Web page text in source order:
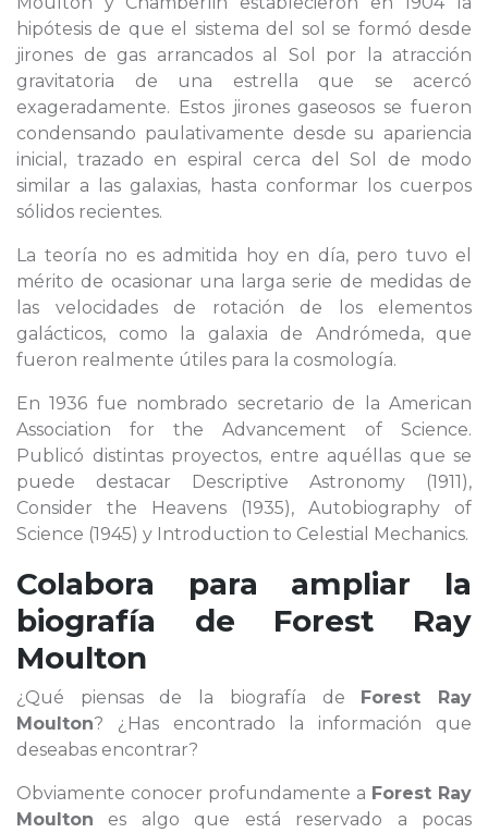
hipótesis de que el sistema del sol se formó desde
jirones de gas arrancados al Sol por la atracción
gravitatoria de una estrella que se acercó
exageradamente. Estos jirones gaseosos se fueron
condensando paulativamente desde su apariencia
inicial, trazado en espiral cerca del Sol de modo
similar a las galaxias, hasta conformar los cuerpos
sólidos recientes.
La teoría no es admitida hoy en día, pero tuvo el
mérito de ocasionar una larga serie de medidas de
las velocidades de rotación de los elementos
galácticos, como la galaxia de Andrómeda, que
fueron realmente útiles para la cosmología.
En 1936 fue nombrado secretario de la American
Association for the Advancement of Science.
Publicó distintas proyectos, entre aquéllas que se
puede destacar Descriptive Astronomy (1911),
Consider the Heavens (1935), Autobiography of
Science (1945) y Introduction to Celestial Mechanics.
Colabora para ampliar la
biografía de Forest Ray
Moulton
¿Qué piensas de la biografía de Forest Ray
Moulton? ¿Has encontrado la información que
deseabas encontrar?
Obviamente conocer profundamente a Forest Ray
Moulton es algo que está reservado a pocas